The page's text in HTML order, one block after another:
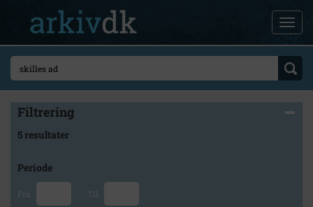
Filtrering
5 resultater
Periode
Fra Til